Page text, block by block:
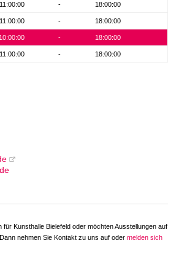
11:00:00 - 18:00:00
11:00:00 - 18:00:00
10:00:00 - 18:00:00
11:00:00 - 18:00:00
Kunsthalle Bielefeld oder möchten Ausstellungen auf
nehmen Sie Kontakt zu uns auf oder melden sich